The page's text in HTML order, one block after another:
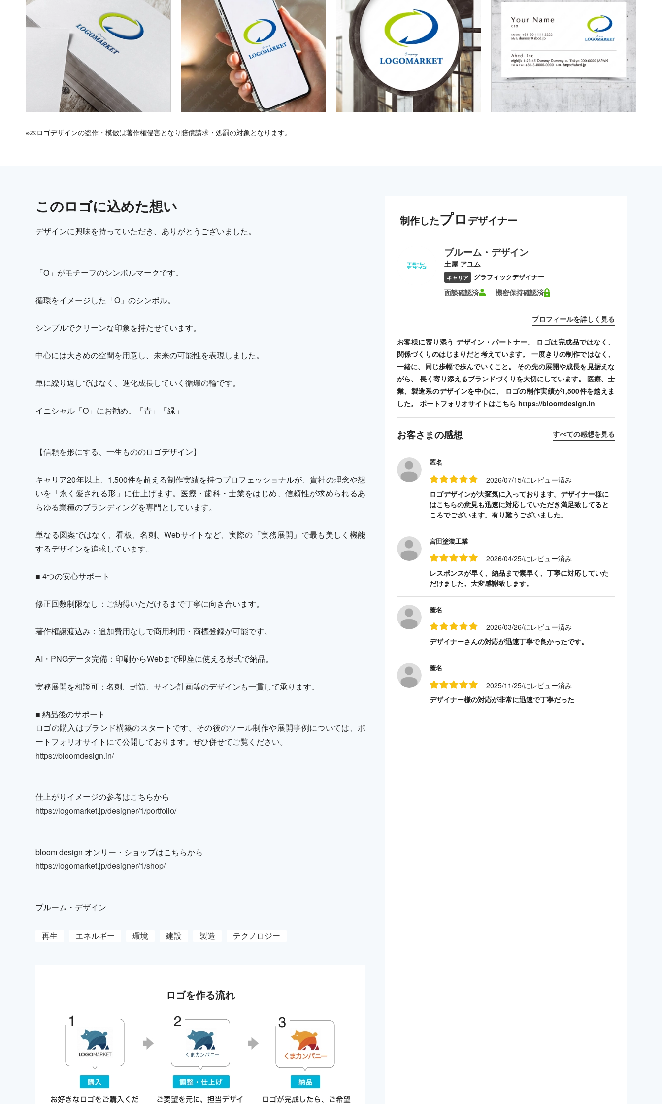
※本ロゴデザインの盗作・模倣は著作権侵害となり賠償請求・処罰の対象となります。
このロゴに込めた想い
デザインに興味を持っていただき、ありがとうございました。
「O」がモチーフのシンボルマークです。
循環をイメージした「O」のシンボル。
シンプルでクリーンな印象を持たせています。
中心には大きめの空間を用意し、未来の可能性を表現しました。
単に繰り返しではなく、進化成長していく循環の輪です。
イニシャル「O」にお勧め。「青」「緑」
【信頼を形にする、一生もののロゴデザイン】
キャリア20年以上、1,500件を超える制作実績を持つプロフェッショナルが、貴社の理念や想
いを「永く愛される形」に仕上げます。医療・歯科・士業をはじめ、信頼性が求められるあ
らゆる業種のブランディングを専門としています。
単なる図案ではなく、看板、名刺、Webサイトなど、実際の「実務展開」で最も美しく機能
するデザインを追求しています。
■ 4つの安心サポート
修正回数制限なし：ご納得いただけるまで丁寧に向き合います。
著作権譲渡込み：追加費用なしで商用利用・商標登録が可能です。
AI・PNGデータ完備：印刷からWebまで即座に使える形式で納品。
実務展開を相談可：名刺、封筒、サイン計画等のデザインも一貫して承ります。
■ 納品後のサポート
ロゴの購入はブランド構築のスタートです。その後のツール制作や展開事例については、ポ
ートフォリオサイトにて公開しております。ぜひ併せてご覧ください。
https://bloomdesign.in/
仕上がりイメージの参考はこちらから
https://logomarket.jp/designer/1/portfolio/
bloom design オンリー・ショップはこちらから
https://logomarket.jp/designer/1/shop/
ブルーム・デザイン
再生 エネルギー 環境 建設 製造 テクノロジー
ロゴを作る流れ
制作したプロ デザイナー
ブルーム・デザイン
土屋 アユム
キャリア グラフィックデザイナー
面談確認済 機密保持確認済
プロフィールを詳しく見る
お客様に寄り添う デザイン・パートナー。 ロゴは完成品ではなく、
関係づくりのはじまりだと考えています。 一度きりの制作ではなく、
一緒に、同じ歩幅で歩んでいくこと。 その先の展開や成長を見据えな
がら、 長く寄り添えるブランドづくりを大切にしています。 医療、士
業、製造系のデザインを中心に、 ロゴの制作実績が1,500件を越えま
した。 ポートフォリオサイトはこちら https://bloomdesign.in
お客さまの感想 すべての感想を見る
匿名
2026/07/15/にレビュー済み
ロゴデザインが大変気に入っております。デザイナー様に
はこちらの意見も迅速に対応していただき満足致してると
ころでございます。有り難うございました。
宮田塗装工業
2026/04/25/にレビュー済み
レスポンスが早く、納品まで素早く、丁寧に対応していた
だけました。大変感謝致します。
匿名
2026/03/26/にレビュー済み
デザイナーさんの対応が迅速丁寧で良かったです。
匿名
2025/11/25/にレビュー済み
デザイナー様の対応が非常に迅速で丁寧だった